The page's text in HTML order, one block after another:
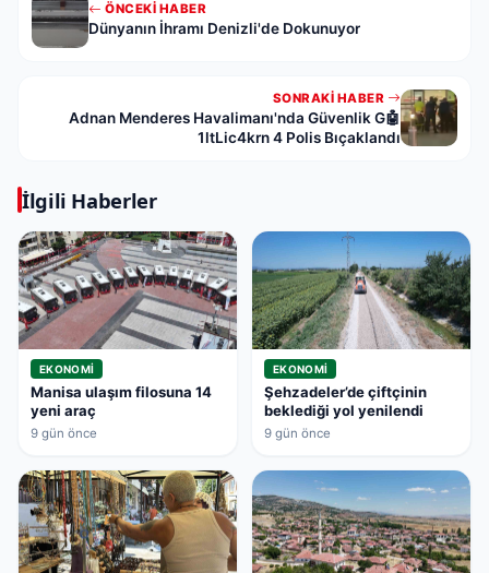
ÖNCEKI HABER
Dünyanın İhramı Denizli'de Dokunuyor
SONRAKI HABER
Adnan Menderes Havalimanı'nda Güvenlik G🤖
1ltLic4krn 4 Polis Bıçaklandı
İlgili Haberler
EKONOMI
Manisa ulaşım filosuna 14
yeni araç
9 gün önce
EKONOMI
Şehzadeler’de çiftçinin
beklediği yol yenilendi
9 gün önce